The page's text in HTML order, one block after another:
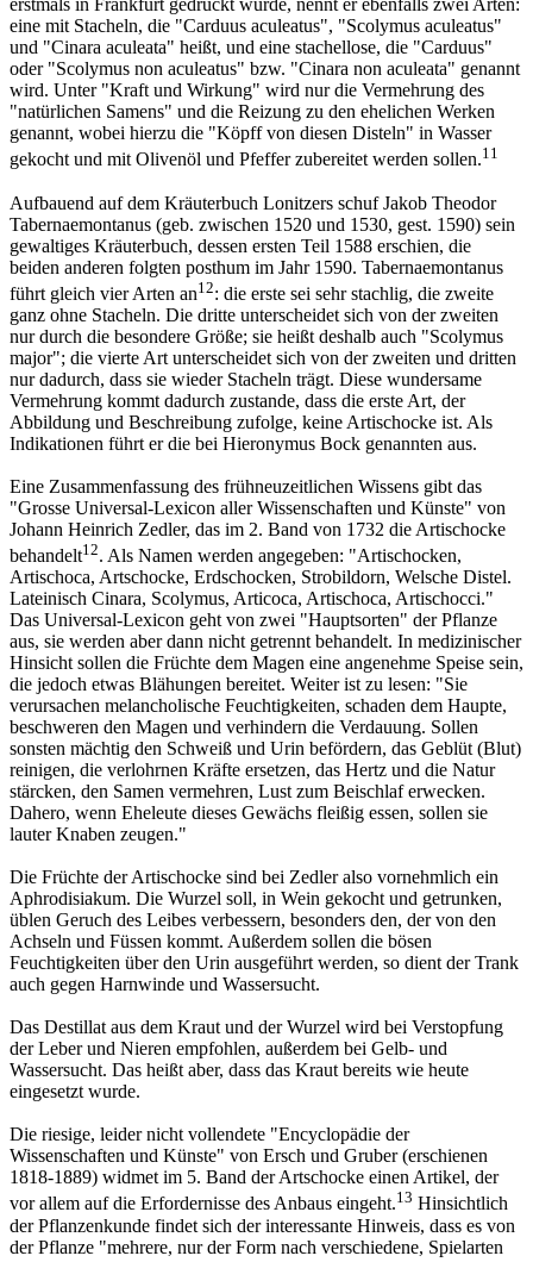
erstmals in Frankfurt gedruckt wurde, nennt er ebenfalls zwei Arten:
eine mit Stacheln, die "Carduus aculeatus", "Scolymus aculeatus"
und "Cinara aculeata" heißt, und eine stachellose, die "Carduus"
oder "Scolymus non aculeatus" bzw. "Cinara non aculeata" genannt
wird. Unter "Kraft und Wirkung" wird nur die Vermehrung des
"natürlichen Samens" und die Reizung zu den ehelichen Werken
genannt, wobei hierzu die "Köpff von diesen Disteln" in Wasser
gekocht und mit Olivenöl und Pfeffer zubereitet werden sollen.11
Aufbauend auf dem Kräuterbuch Lonitzers schuf Jakob Theodor
Tabernaemontanus (geb. zwischen 1520 und 1530, gest. 1590) sein
gewaltiges Kräuterbuch, dessen ersten Teil 1588 erschien, die
beiden anderen folgten posthum im Jahr 1590. Tabernaemontanus
führt gleich vier Arten an12: die erste sei sehr stachlig, die zweite
ganz ohne Stacheln. Die dritte unterscheidet sich von der zweiten
nur durch die besondere Größe; sie heißt deshalb auch "Scolymus
major"; die vierte Art unterscheidet sich von der zweiten und dritten
nur dadurch, dass sie wieder Stacheln trägt. Diese wundersame
Vermehrung kommt dadurch zustande, dass die erste Art, der
Abbildung und Beschreibung zufolge, keine Artischocke ist. Als
Indikationen führt er die bei Hieronymus Bock genannten aus.
Eine Zusammenfassung des frühneuzeitlichen Wissens gibt das
"Grosse Universal-Lexicon aller Wissenschaften und Künste" von
Johann Heinrich Zedler, das im 2. Band von 1732 die Artischocke
behandelt12. Als Namen werden angegeben: "Artischocken,
Artischoca, Artschocke, Erdschocken, Strobildorn, Welsche Distel.
Lateinisch Cinara, Scolymus, Articoca, Artischoca, Artischocci."
Das Universal-Lexicon geht von zwei "Hauptsorten" der Pflanze
aus, sie werden aber dann nicht getrennt behandelt. In medizinischer
Hinsicht sollen die Früchte dem Magen eine angenehme Speise sein,
die jedoch etwas Blähungen bereitet. Weiter ist zu lesen: "Sie
verursachen melancholische Feuchtigkeiten, schaden dem Haupte,
beschweren den Magen und verhindern die Verdauung. Sollen
sonsten mächtig den Schweiß und Urin befördern, das Geblüt (Blut)
reinigen, die verlohrnen Kräfte ersetzen, das Hertz und die Natur
stärcken, den Samen vermehren, Lust zum Beischlaf erwecken.
Dahero, wenn Eheleute dieses Gewächs fleißig essen, sollen sie
lauter Knaben zeugen."
Die Früchte der Artischocke sind bei Zedler also vornehmlich ein
Aphrodisiakum. Die Wurzel soll, in Wein gekocht und getrunken,
üblen Geruch des Leibes verbessern, besonders den, der von den
Achseln und Füssen kommt. Außerdem sollen die bösen
Feuchtigkeiten über den Urin ausgeführt werden, so dient der Trank
auch gegen Harnwinde und Wassersucht.
Das Destillat aus dem Kraut und der Wurzel wird bei Verstopfung
der Leber und Nieren empfohlen, außerdem bei Gelb- und
Wassersucht. Das heißt aber, dass das Kraut bereits wie heute
eingesetzt wurde.
Die riesige, leider nicht vollendete "Encyclopädie der
Wissenschaften und Künste" von Ersch und Gruber (erschienen
1818-1889) widmet im 5. Band der Artschocke einen Artikel, der
vor allem auf die Erfordernisse des Anbaus eingeht.13 Hinsichtlich
der Pflanzenkunde findet sich der interessante Hinweis, dass es von
der Pflanze "mehrere, nur der Form nach verschiedene, Spielarten